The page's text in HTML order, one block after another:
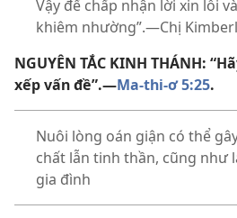
Vậy để chấp nhận lời xin lỗi
khiêm nhường”.—Chị
NGUYÊN TẮC KINH THÁNH:
xếp vấn đề”.—Ma-thi-ơ 5:25.
Nuôi lòng oán giận có thể
chất lẫn tinh thần, cũng như
gia đình